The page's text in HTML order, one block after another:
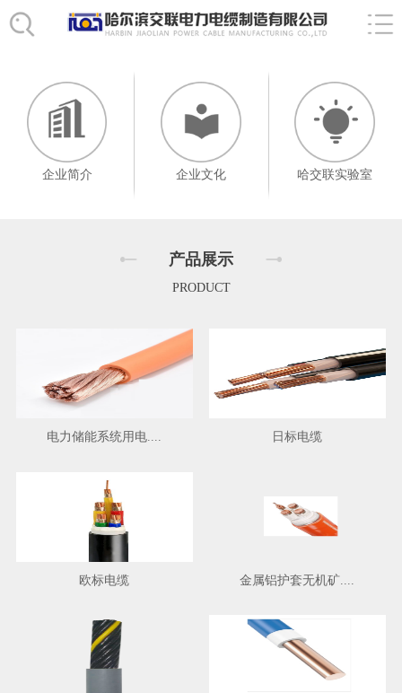
企业简介 企业文化 哈交联实验室
产品展示
PRODUCT
电力储能系统用电.... 日标电缆
欧标电缆 金属铝护套无机矿....